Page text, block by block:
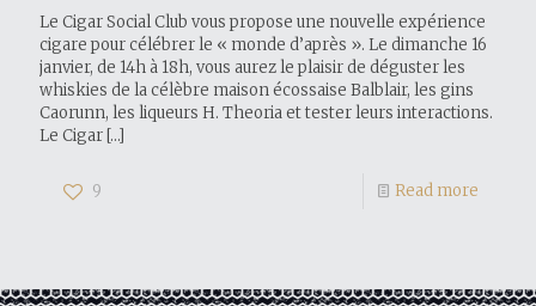
Le Cigar Social Club vous propose une nouvelle expérience
cigare pour célébrer le « monde d’après ». Le dimanche 16
janvier, de 14h à 18h, vous aurez le plaisir de déguster les
whiskies de la célèbre maison écossaise Balblair, les gins
Caorunn, les liqueurs H. Theoria et tester leurs interactions.
Le Cigar […]
9 Read more